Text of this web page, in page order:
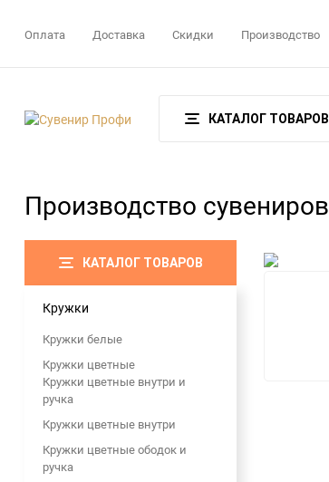
Оплата Доставка Скидки Производство
КАТАЛОГ ТОВАРОВ
Производство сувениров
КАТАЛОГ ТОВАРОВ
Кружки
Кружки белые
Кружки цветные
Кружки цветные внутри и
ручка
Кружки цветные внутри
Кружки цветные ободок и
ручка